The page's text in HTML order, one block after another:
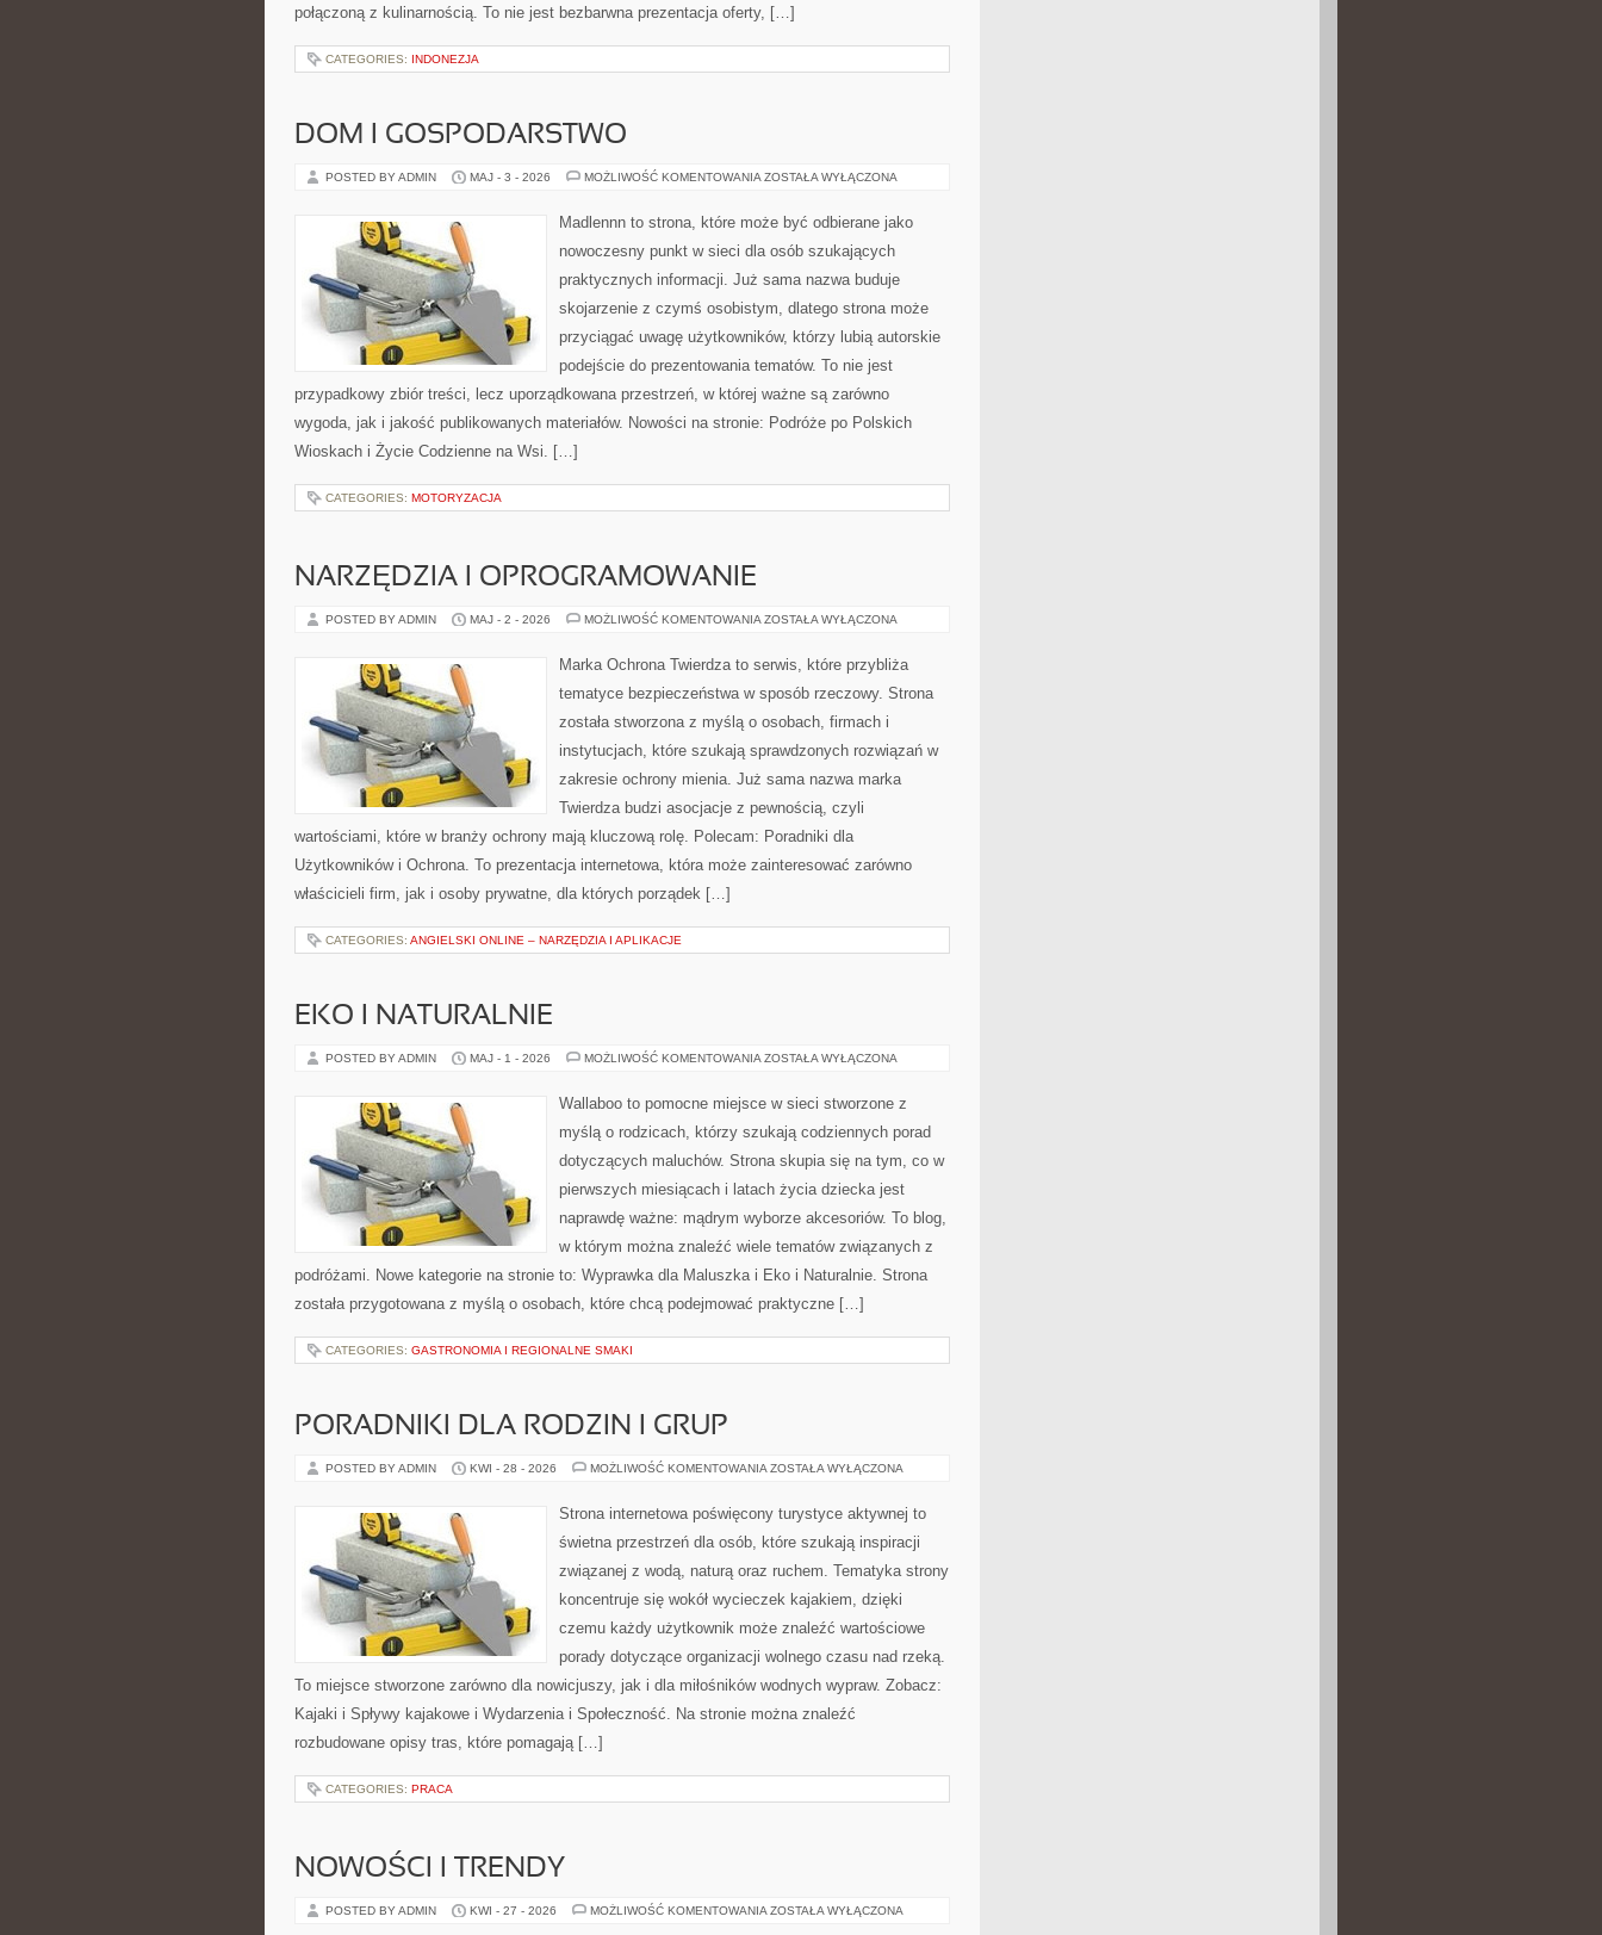
połączoną z kulinarnością. To nie jest bezbarwna prezentacja oferty, […]
CATEGORIES: INDONEZJA
DOM I GOSPODARSTWO
POSTED BY ADMIN MAJ - 3 - 2026 MOŻLIWOŚĆ KOMENTOWANIA DOM
ZOSTAŁA WYŁĄCZONA
Madlennn to strona, które może być odbierane jako
nowoczesny punkt w sieci dla osób szukających
praktycznych informacji. Już sama nazwa buduje
skojarzenie z czymś osobistym, dlatego strona może
przyciągać uwagę użytkowników, którzy lubią autorskie
podejście do prezentowania tematów. To nie jest
przypadkowy zbiór treści, lecz uporządkowana przestrzeń, w której ważne są zarówno
wygoda, jak i jakość publikowanych materiałów. Nowości na stronie: Podróże po Polskich
Wioskach i Życie Codzienne na Wsi. […]
CATEGORIES: MOTORYZACJA
NARZĘDZIA I OPROGRAMOWANIE
POSTED BY ADMIN MAJ - 2 - 2026 MOŻLIWOŚĆ KOMENTOWANIA NARZĘDZIA
ZOSTAŁA WYŁĄCZONA
Marka Ochrona Twierdza to serwis, które przybliża
tematyce bezpieczeństwa w sposób rzeczowy. Strona
została stworzona z myślą o osobach, firmach i
instytucjach, które szukają sprawdzonych rozwiązań w
zakresie ochrony mienia. Już sama nazwa marka
Twierdza budzi asocjacje z pewnością, czyli
wartościami, które w branży ochrony mają kluczową rolę. Polecam: Poradniki dla
Użytkowników i Ochrona. To prezentacja internetowa, która może zainteresować zarówno
właścicieli firm, jak i osoby prywatne, dla których porządek […]
CATEGORIES: ANGIELSKI ONLINE – NARZĘDZIA I APLIKACJE
EKO I NATURALNIE
POSTED BY ADMIN MAJ - 1 - 2026 MOŻLIWOŚĆ KOMENTOWANIA EKO
ZOSTAŁA WYŁĄCZONA
Wallaboo to pomocne miejsce w sieci stworzone z
myślą o rodzicach, którzy szukają codziennych porad
dotyczących maluchów. Strona skupia się na tym, co w
pierwszych miesiącach i latach życia dziecka jest
naprawdę ważne: mądrym wyborze akcesoriów. To blog,
w którym można znaleźć wiele tematów związanych z
podróżami. Nowe kategorie na stronie to: Wyprawka dla Maluszka i Eko i Naturalnie. Strona
została przygotowana z myślą o osobach, które chcą podejmować praktyczne […]
CATEGORIES: GASTRONOMIA I REGIONALNE SMAKI
PORADNIKI DLA RODZIN I GRUP
POSTED BY ADMIN KWI - 28 - 2026 MOŻLIWOŚĆ KOMENTOWANIA PORADNIKI
GRUP
ZOSTAŁA WYŁĄCZONA
Strona internetowa poświęcony turystyce aktywnej to
świetna przestrzeń dla osób, które szukają inspiracji
związanej z wodą, naturą oraz ruchem. Tematyka strony
koncentruje się wokół wycieczek kajakiem, dzięki
czemu każdy użytkownik może znaleźć wartościowe
porady dotyczące organizacji wolnego czasu nad rzeką.
To miejsce stworzone zarówno dla nowicjuszy, jak i dla miłośników wodnych wypraw. Zobacz:
Kajaki i Spływy kajakowe i Wydarzenia i Społeczność. Na stronie można znaleźć
rozbudowane opisy tras, które pomagają […]
CATEGORIES: PRACA
NOWOŚCI I TRENDY
POSTED BY ADMIN KWI - 27 - 2026 MOŻLIWOŚĆ KOMENTOWANIA NOWOŚCI
ZOSTAŁA WYŁĄCZONA